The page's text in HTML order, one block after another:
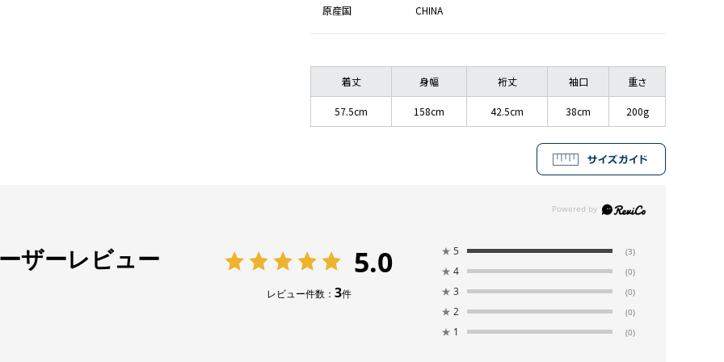
原産国 CHINA
着丈 身幅 裄丈 袖口 重さ
57.5cm 158cm 42.5cm 38cm 200g
ザーレビュー 5.0
レビュー件数： 3件
★ 5 (3)
★ 4 (0)
★ 3 (0)
★ 2 (0)
★ 1 (0)